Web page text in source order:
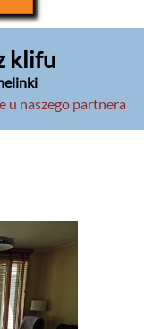
klifu
u naszego partnera